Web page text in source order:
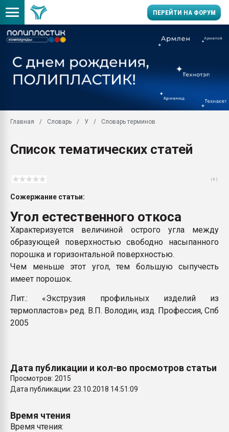
ПЕРЕЙТИ НА ФОРУМ
Вакуум-формовочные
28.07.2026
28.07.2026
ситуацией на
Продам отходы
поликарбоната и АБС-
ПЕРЕЙТИ НА
Главная Словарь У Словарь терминов
Список тематических статей
( 0 )
Сожержание статьи:
Угол естественного откоса
Характеризуется величиной острого угла между
образующей поверхностью свободно насыпанного
порошка и горизонтальной поверхностью.
Чем меньше этот угол, тем большую сыпучесть
имеет порошок.
Лит.: «Экструзия профильных изделий из
термопластов» ред. В.П. Володин, изд. Профессия, Спб
2005
Дата публикации и кол-во просмотров статьи
Просмотров: 2015
Дата публикации: 23.10.2018 14:51:09
Время чтения
Время чтения: